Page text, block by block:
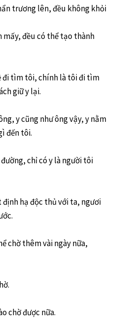
trương lên, đều không khỏi
mấy, đều có thể tạo thành
đi tìm tôi, chính là tôi đi tìm
giữ y lại.
y cũng như ông vậy, y nằm
đến tôi.
chỉ có y là người tôi
định hạ độc thủ với ta, ngươi
chờ thêm vài ngày nữa,
chờ được nữa.